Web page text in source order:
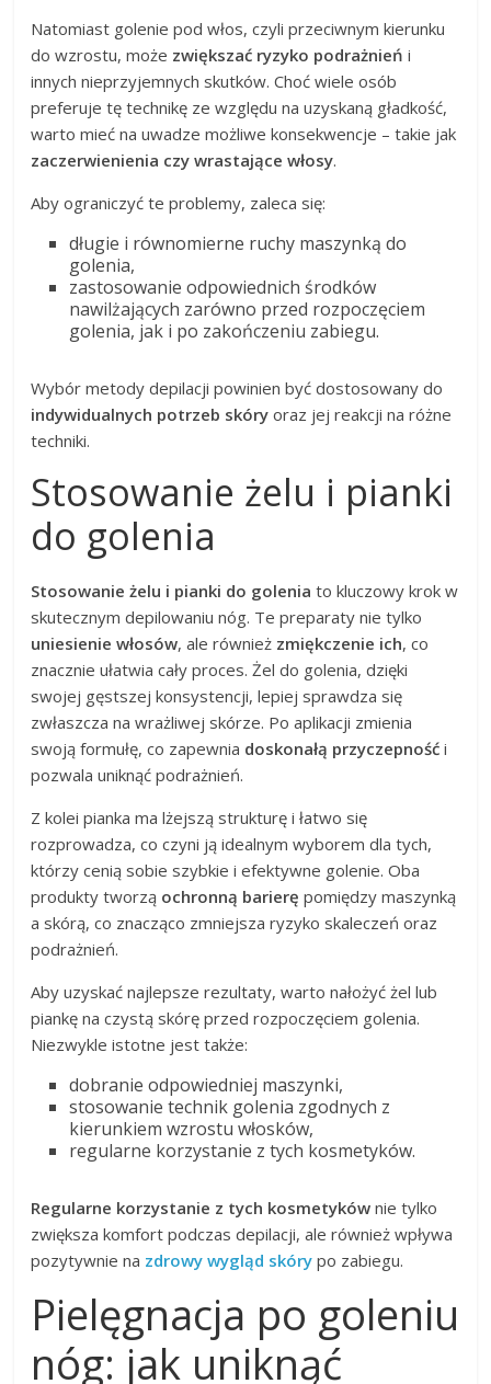
Natomiast golenie pod włos, czyli przeciwnym kierunku
do wzrostu, może zwiększać ryzyko podrażnień i
innych nieprzyjemnych skutków. Choć wiele osób
preferuje tę technikę ze względu na uzyskaną gładkość,
warto mieć na uwadze możliwe konsekwencje – takie jak
zaczerwienienia czy wrastające włosy.
Aby ograniczyć te problemy, zaleca się:
długie i równomierne ruchy maszynką do
golenia,
zastosowanie odpowiednich środków
nawilżających zarówno przed rozpoczęciem
golenia, jak i po zakończeniu zabiegu.
Wybór metody depilacji powinien być dostosowany do
indywidualnych potrzeb skóry oraz jej reakcji na różne
techniki.
Stosowanie żelu i pianki
do golenia
Stosowanie żelu i pianki do golenia to kluczowy krok w
skutecznym depilowaniu nóg. Te preparaty nie tylko
uniesienie włosów, ale również zmiękczenie ich, co
znacznie ułatwia cały proces. Żel do golenia, dzięki
swojej gęstszej konsystencji, lepiej sprawdza się
zwłaszcza na wrażliwej skórze. Po aplikacji zmienia
swoją formułę, co zapewnia doskonałą przyczepność i
pozwala uniknąć podrażnień.
Z kolei pianka ma lżejszą strukturę i łatwo się
rozprowadza, co czyni ją idealnym wyborem dla tych,
którzy cenią sobie szybkie i efektywne golenie. Oba
produkty tworzą ochronną barierę pomiędzy maszynką
a skórą, co znacząco zmniejsza ryzyko skaleczeń oraz
podrażnień.
Aby uzyskać najlepsze rezultaty, warto nałożyć żel lub
piankę na czystą skórę przed rozpoczęciem golenia.
Niezwykle istotne jest także:
dobranie odpowiedniej maszynki,
stosowanie technik golenia zgodnych z
kierunkiem wzrostu włosków,
regularne korzystanie z tych kosmetyków.
Regularne korzystanie z tych kosmetyków nie tylko
zwiększa komfort podczas depilacji, ale również wpływa
pozytywnie na zdrowy wygląd skóry po zabiegu.
Pielęgnacja po goleniu
nóg: jak uniknąć